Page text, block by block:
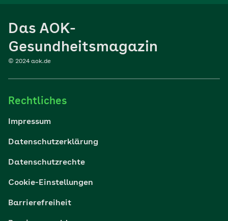
Sport
Reisen
Wohlbefinden
Digital gesund
Das AOK-
Gesundheitsmagazin
© 2024 aok.de
Rechtliches
Impressum
Datenschutzerklärung
Datenschutzrechte
Cookie-Einstellungen
Barrierefreiheit